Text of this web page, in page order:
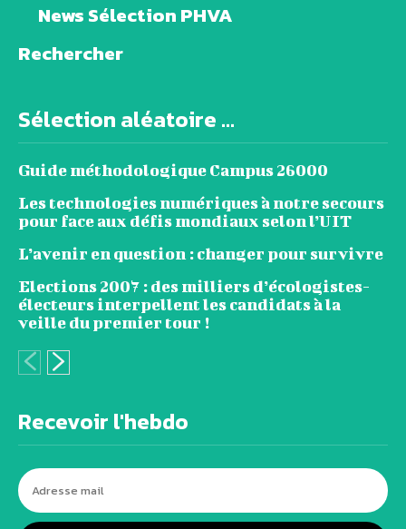
News Sélection PHVA
Rechercher
Sélection aléatoire ...
Guide méthodologique Campus 26000
Les technologies numériques à notre secours
pour face aux défis mondiaux selon l’UIT
L’avenir en question : changer pour survivre
Elections 2007 : des milliers d’écologistes-
électeurs interpellent les candidats à la
veille du premier tour !
Recevoir l'hebdo